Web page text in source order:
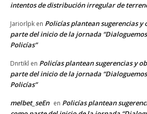
intentos de distribución irregular de
Jariorlpk en Policías plantean sugerencias y
parte del inicio de la jornada
Policías”
Dnrtikl en Policías plantean sugerencias y
parte del inicio de la jornada
Policías”
melbet_seEn en Policías plantean